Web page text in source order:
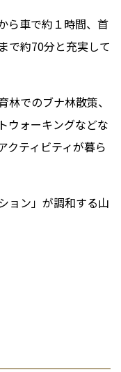
ら車で約１時間、首
で約70分と充実して
でのブナ林散策、
ウォーキングなどな
クティビティが暮ら
ョン」が調和する山